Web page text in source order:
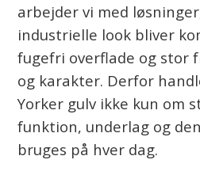
arbejder vi med
industrielle look bliver
fugefri overflade og stor
og karakter. Derfor
Yorker gulv ikke kun om
funktion, underlag og
bruges på hver dag.